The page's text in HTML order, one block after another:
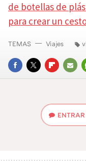
de botellas de
para crear un
FACEBOOK
TWITTERFLIPBOARD
E-
TEMAS Viajes